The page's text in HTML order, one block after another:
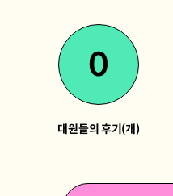
0
대원들의 후기(개)